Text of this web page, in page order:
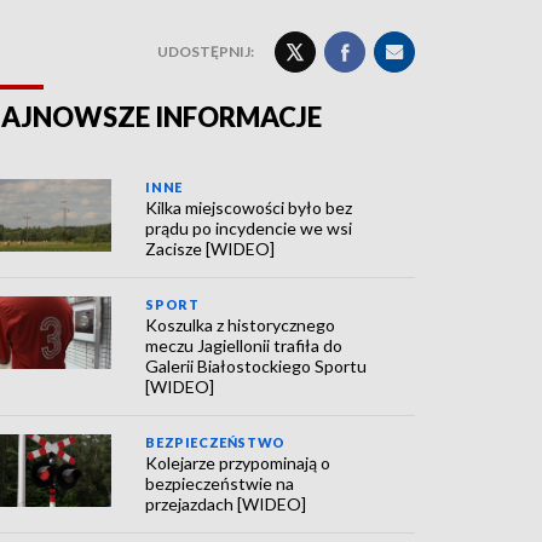
UDOSTĘPNIJ:
INFORMACJE
INNE
Kilka miejscowości było bez
prądu po incydencie we wsi
Zacisze [WIDEO]
SPORT
Koszulka z historycznego
meczu Jagiellonii trafiła do
Galerii Białostockiego Sportu
[WIDEO]
BEZPIECZEŃSTWO
Kolejarze przypominają o
bezpieczeństwie na
przejazdach [WIDEO]